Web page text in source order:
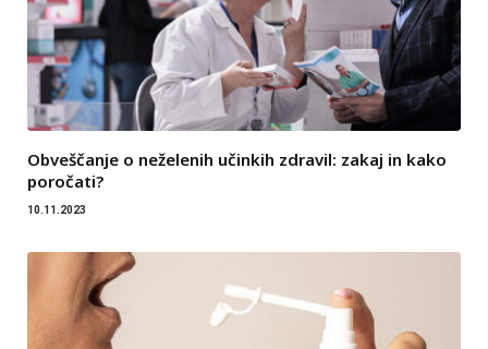
Obveščanje o neželenih učinkih zdravil: zakaj in kako
poročati?
10.11.2023